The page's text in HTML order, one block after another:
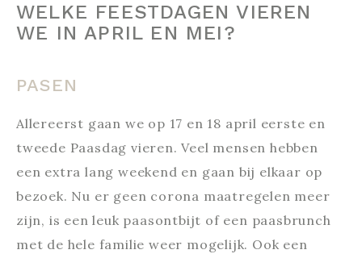
WELKE FEESTDAGEN VIEREN
WE IN APRIL EN MEI?
PASEN
Allereerst gaan we op 17 en 18 april eerste en
tweede Paasdag vieren. Veel mensen hebben
een extra lang weekend en gaan bij elkaar op
bezoek. Nu er geen corona maatregelen meer
zijn, is een leuk paasontbijt of een paasbrunch
met de hele familie weer mogelijk. Ook een